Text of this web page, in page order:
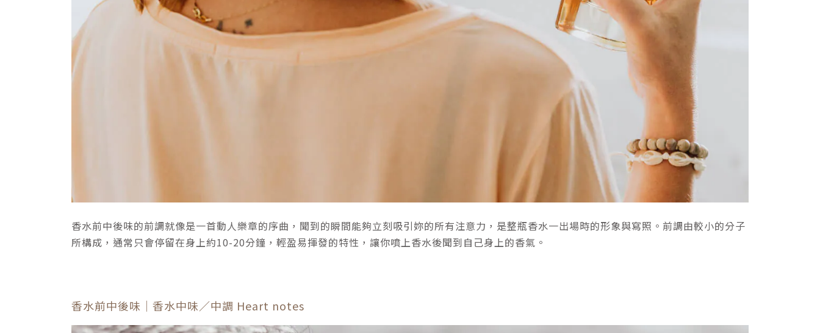
香水前中後味的前調就像是一首動人樂章的序曲，聞到的瞬間能夠立刻吸引妳的所有注意力，是整瓶香水一出場時的形象與寫照。前調由較小的分子
所構成，通常只會停留在身上約10-20分鐘，輕盈易揮發的特性，讓你噴上香水後聞到自己身上的香氣。
香水前中後味｜香水中味／中調 Heart notes